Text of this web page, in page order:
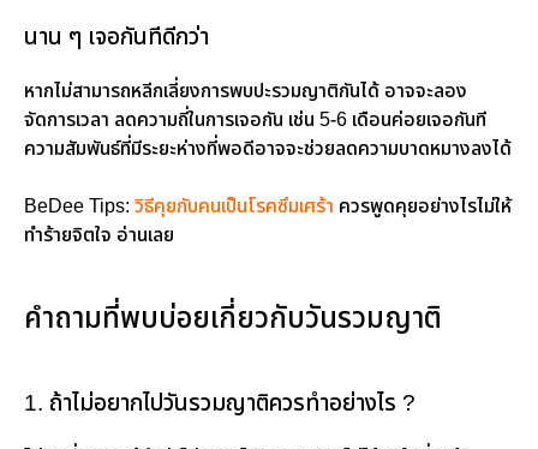
นาน ๆ เจอกันทีดีกว่า
หากไม่สามารถหลีกเลี่ยงการพบปะรวมญาติกันได้ อาจจะลอง
จัดการเวลา ลดความถี่ในการเจอกัน เช่น 5-6 เดือนค่อยเจอกันที
ความสัมพันธ์ที่มีระยะห่างที่พอดีอาจจะช่วยลดความบาดหมางลงได้
BeDee Tips: วิธีคุยกับคนเป็นโรคซึมเศร้า ควรพูดคุยอย่างไรไม่ให้
ทำร้ายจิตใจ อ่านเลย
คำถามที่พบบ่อยเกี่ยวกับวันรวมญาติ
1. ถ้าไม่อยากไปวันรวมญาติควรทำอย่างไร ?